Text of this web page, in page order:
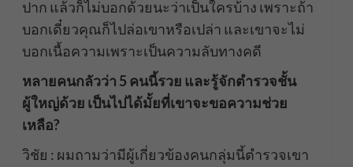
ปาก แล้วก็ไม่บอกด้วยนะว่าเป็นใครบ้าง เพราะถ้า
บอกเดี๋ยวคุณก็ไปล่อเขาหรือเปล่า และเขาจะไม่
บอกเนื้อความเพราะเป็นความลับทางคดี
หลายคนกลัวว่า 5 คนนี้รวย และรู้จักตำรวจชั้น
ผู้ใหญ่ด้วย เป็นไปได้มั้ยที่เขาจะขอความช่วย
เหลือ?
วิชัย : ผมถามว่ามีผู้เกี่ยวข้องคนกลุ่มนี้ตำรวจเขา